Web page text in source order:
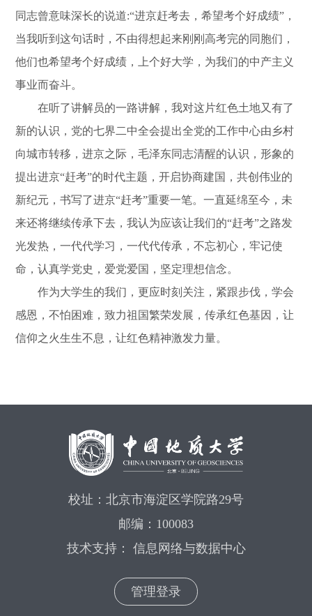
同志曾意味深长的说道:“进京赶考去，希望考个好成绩”，
当我听到这句话时，不由得想起来刚刚高考完的同胞们，
他们也希望考个好成绩，上个好大学，为我们的中产主义
事业而奋斗。
在听了讲解员的一路讲解，我对这片红色土地又有了
新的认识，党的七界二中全会提出全党的工作中心由乡村
向城市转移，进京之际，毛泽东同志清醒的认识，形象的
提出进京“赶考”的时代主题，开启协商建国，共创伟业的
新纪元，书写了进京“赶考”重要一笔。一直延绵至今，未
来还将继续传承下去，我认为应该让我们的“赶考”之路发
光发热，一代代学习，一代代传承，不忘初心，牢记使
命，认真学党史，爱党爱国，坚定理想信念。
作为大学生的我们，更应时刻关注，紧跟步伐，学会
感恩，不怕困难，致力祖国繁荣发展，传承红色基因，让
信仰之火生生不息，让红色精神激发力量。
校址：北京市海淀区学院路29号
邮编：100083
技术支持： 信息网络与数据中心
管理登录